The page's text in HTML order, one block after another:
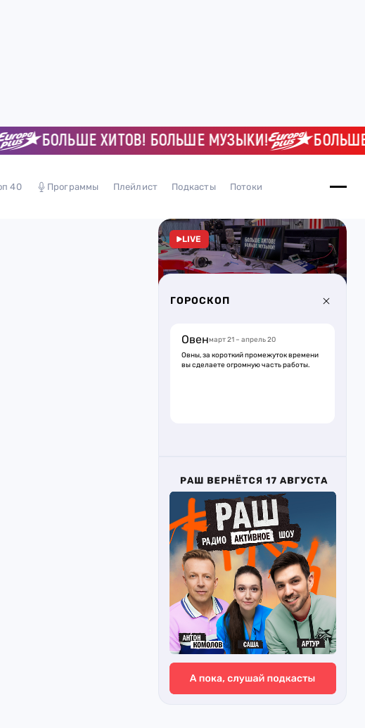
БОЛЬШЕ ХИТОВ! БОЛЬШЕ МУЗЫКИ! БОЛЬШЕ
40 Программы Плейлист Подкасты Потоки
LIVE
ГОРОСКОП
Овенмарт 21 – апрель 20
Овны, за короткий промежуток времени
вы сделаете огромную часть работы.